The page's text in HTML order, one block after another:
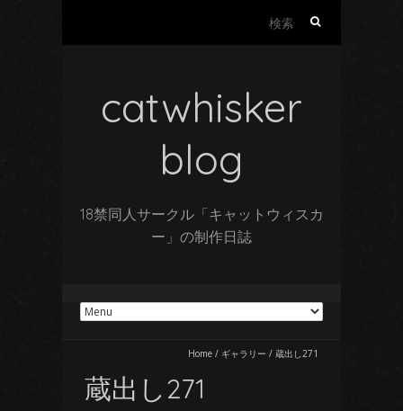
catwhisker
blog
18禁同人サークル「キャットウィスカ
ー」の制作日誌
Home / ギャラリー / 蔵出し271
蔵出し271